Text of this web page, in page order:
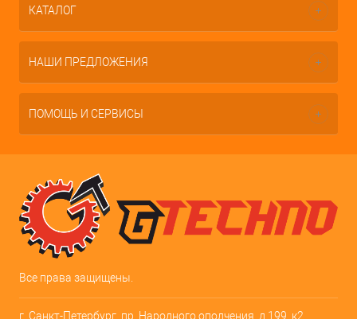
КАТАЛОГ
НАШИ ПРЕДЛОЖЕНИЯ
ПОМОЩЬ И СЕРВИСЫ
Все права защищены.
г. Санкт-Петербург, пр. Народного ополчения, д.199, к2